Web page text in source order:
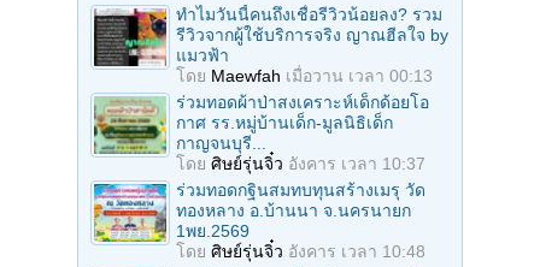
ทำไมวันนี้คนถึงเชื่อรีวิวน้อยลง? รวม
รีวิวจากผู้ใช้บริการจริง ญาณฮีลใจ by
แมวฟ้า
โดย Maewfah เมื่อวาน เวลา 00:13
ร่วมทอดผ้าป่าสงเคราะห์เด็กด้อยโอ
กาศ รร.หมู่บ้านเด็ก-มูลนิธิเด็ก
กาญจนบุรี...
โดย ศิษย์รุ่นจิ๋ว อังคาร เวลา 10:37
ร่วมทอดกฐินสมทบทุนสร้างเมรุ วัด
ทองหลาง อ.บ้านนา จ.นครนายก
1พย.2569
โดย ศิษย์รุ่นจิ๋ว อังคาร เวลา 10:48